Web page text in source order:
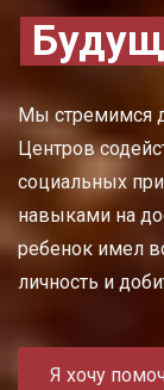
Мы стремимся
Центров
социальных
навыками на
ребенок имел
личность и
Я хочу